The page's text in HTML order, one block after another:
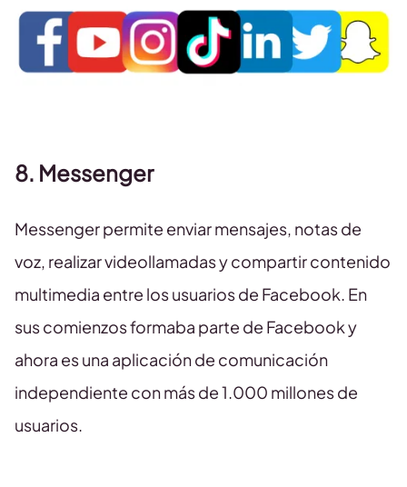
8. Messenger
Messenger permite enviar mensajes, notas de
voz, realizar videollamadas y compartir contenido
multimedia entre los usuarios de Facebook. En
sus comienzos formaba parte de Facebook y
ahora es una aplicación de comunicación
independiente con más de 1.000 millones de
usuarios.